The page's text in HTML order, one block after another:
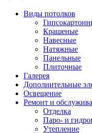
Виды потолков
Крашеные
Навесные
Натяжные
Панельные
Плиточные
Галерея
Дополнительные
Освещение
Ремонт и
Отделка
Паро- и
Утепление